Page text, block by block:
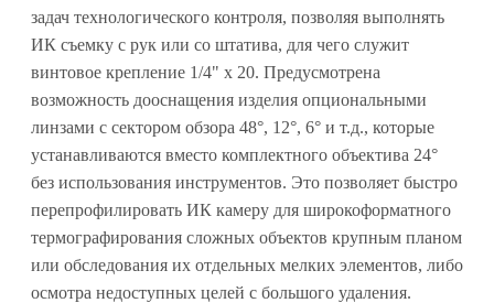
задач технологического контроля, позволяя выполнять
ИК съемку с рук или со штатива, для чего служит
винтовое крепление 1/4" x 20. Предусмотрена
возможность дооснащения изделия опциональными
линзами с сектором обзора 48°, 12°, 6° и т.д., которые
устанавливаются вместо комплектного объектива 24°
без использования инструментов. Это позволяет быстро
перепрофилировать ИК камеру для широкоформатного
термографирования сложных объектов крупным планом
или обследования их отдельных мелких элементов, либо
осмотра недоступных целей с большого удаления.